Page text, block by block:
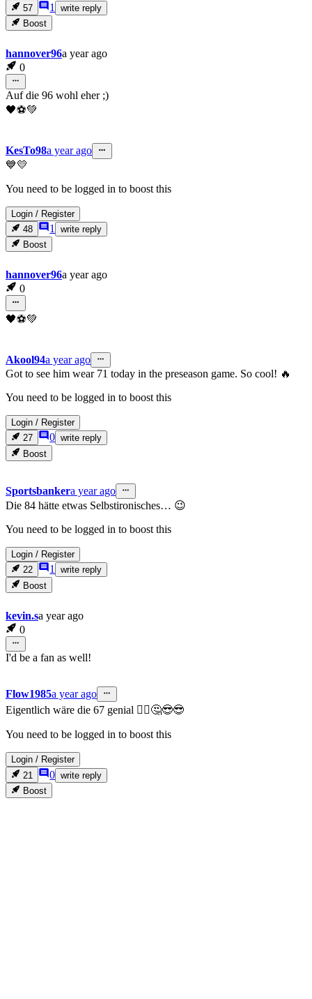
57
1
write reply
Boost
hannover96a year ago
0
Auf die 96 wohl eher ;)
🖤⚽💚
KesTo98a year ago
💙💛
You need to be logged in to boost this
Login / Register
48
1
write reply
Boost
hannover96a year ago
0
🖤⚽💚
Akool94a year ago
Got to see him wear 71 today in the preseason game. So cool! 🔥
You need to be logged in to boost this
Login / Register
27
0 write reply
Boost
Sportsbankera year ago
Die 84 hätte etwas Selbstironisches… 😉
You need to be logged in to boost this
Login / Register
22
1
write reply
Boost
kevin.sa year ago
0
I'd be a fan as well!
Flow1985a year ago
Eigentlich wäre die 67 genial 🤷‍♂️🤔😎😎
You need to be logged in to boost this
Login / Register
21
0 write reply
Boost